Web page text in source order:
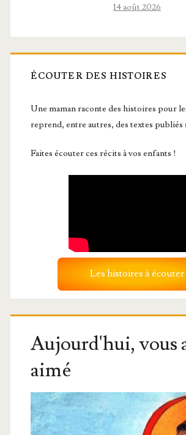
14 août 2026
ÉCOUTER DES HISTOIRES
Une maman raconte des histoires pour
reprend, entre autres, des textes publiés
Faites écouter ces récits à vos enfants !
Les histoires à écouter
Aujourd'hui, vous
aimé